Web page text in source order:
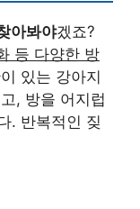
아봐야겠죠?
등 다양한 방
있는 강아지
, 방을 어지럽
. 반복적인 짖